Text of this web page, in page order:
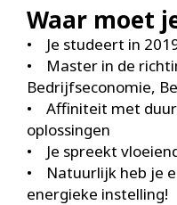
Waar moet
• Je studeert in
• Master in de
Bedrijfseconomie,
• Affiniteit met
oplossingen
• Je spreekt
• Natuurlijk heb je
energieke instelling!